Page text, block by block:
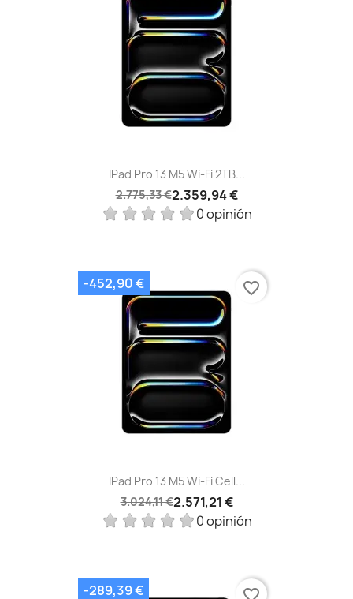
IPad Pro 13 M5 Wi‑Fi 2TB...
2.775,33 €2.359,94 €
0 opinión
IPad Pro 13 M5 Wi‑Fi Cell...
3.024,11 €2.571,21 €
0 opinión
-452,90 € favorite_border
-289,39 €